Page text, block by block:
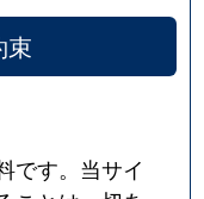
束
です。当サイ